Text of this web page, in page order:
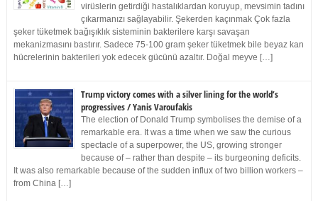
virüslerin getirdiği hastalıklardan koruyup, mevsimin tadını
çıkarmanızı sağlayabilir. Şekerden kaçınmak Çok fazla
şeker tüketmek bağışıklık sisteminin bakterilere karşı savaşan
mekanizmasını bastırır. Sadece 75-100 gram şeker tüketmek bile beyaz kan
hücrelerinin bakterileri yok edecek gücünü azaltır. Doğal meyve […]
Trump victory comes with a silver lining for the world’s
progressives / Yanis Varoufakis
The election of Donald Trump symbolises the demise of a
remarkable era. It was a time when we saw the curious
spectacle of a superpower, the US, growing stronger
because of – rather than despite – its burgeoning deficits.
It was also remarkable because of the sudden influx of two billion workers –
from China […]